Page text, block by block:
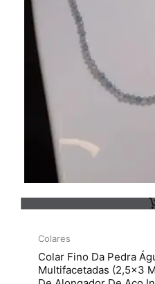
Colares
Colar Fino Da Pedra
Multifacetadas (2,5×3